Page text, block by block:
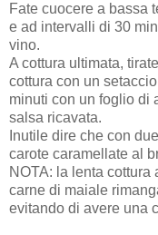
Fate cuocere a bassa
e ad intervalli di 30
vino.
A cottura ultimata,
cottura con un
minuti con un foglio di
salsa ricavata.
Inutile dire che con
carote caramellate al
NOTA: la lenta cottura
carne di maiale
evitando di avere una